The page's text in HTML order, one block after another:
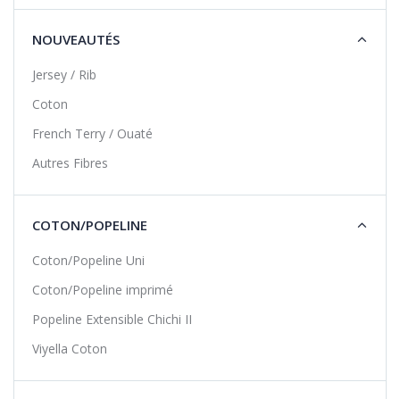
NOUVEAUTÉS
Jersey / Rib
Coton
French Terry / Ouaté
Autres Fibres
COTON/POPELINE
Coton/Popeline Uni
Coton/Popeline imprimé
Popeline Extensible Chichi II
Viyella Coton